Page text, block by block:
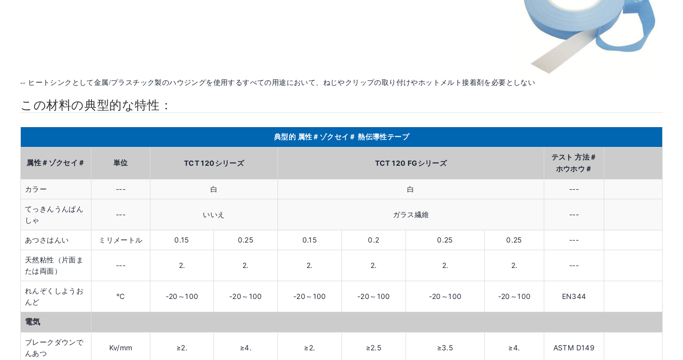
-- ヒートシンクとして金属/プラスチック製のハウジングを使用するすべての用途において、ねじやクリップの取り付けやホットメルト接着剤を必要としない
この材料の典型的な特性：
典型的 属性＃ゾクセイ＃ 熱伝導性テープ
属性＃ゾクセイ＃ 単位 TCT 120シリーズ TCT 120 FGシリーズ
テスト 方法＃
ホウホウ＃
カラー --- 白 白 ---
てっきんうんぱん
しゃ
--- いいえ ガラス繊維 ---
あつさはんい ミリメートル 0.15 0.25 0.15 0.2 0.25 0.25 ---
天然粘性（片面ま
たは両面）
--- 2. 2. 2. 2. 2. 2. ---
れんぞくしようお
んど
℃ -20～100 -20～100 -20～100 -20～100 -20～100 -20～100 EN344
電気
ブレークダウンで
んあつ
Kv/mm ≥2. ≥4. ≥2. ≥2.5 ≥3.5 ≥4. ASTM D149